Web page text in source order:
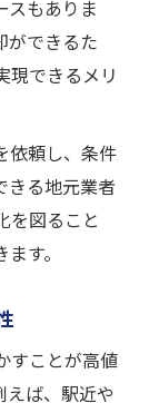
スもありま
ができるた
現できるメリ
依頼し、条件
きる地元業者
を図ること
す。
すことが高値
えば、駅近や